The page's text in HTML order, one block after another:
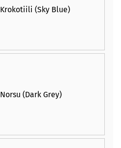
Krokotiili (Sky Blue)
Norsu (Dark Grey)